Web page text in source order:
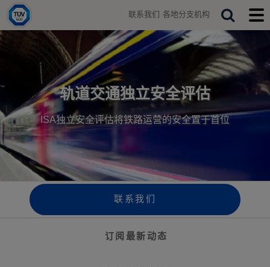
各地分支机构
联系我们
T
o
g
g
l
e
a
r
r
T
o
m
b
n
S
r
轨道交通独立安全评估
ISA独立安全评估将铁路运营的安全置于首位
联系我们
订阅最新动态